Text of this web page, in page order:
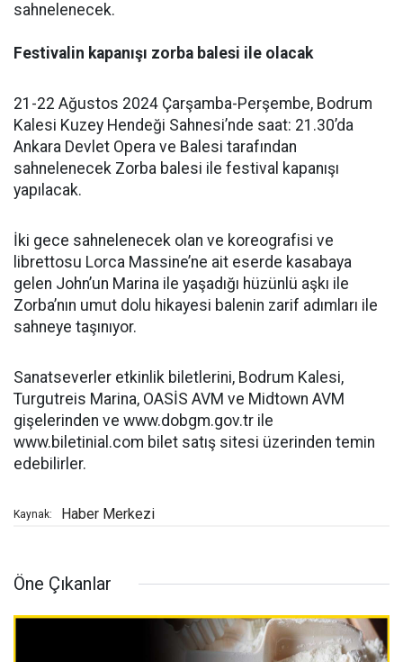
sahnelenecek.
Festivalin kapanışı zorba balesi ile olacak
21-22 Ağustos 2024 Çarşamba-Perşembe, Bodrum
Kalesi Kuzey Hendeği Sahnesi’nde saat: 21.30’da
Ankara Devlet Opera ve Balesi tarafından
sahnelenecek Zorba balesi ile festival kapanışı
yapılacak.
İki gece sahnelenecek olan ve koreografisi ve
librettosu Lorca Massine’ne ait eserde kasabaya
gelen John’un Marina ile yaşadığı hüzünlü aşkı ile
Zorba’nın umut dolu hikayesi balenin zarif adımları ile
sahneye taşınıyor.
Sanatseverler etkinlik biletlerini, Bodrum Kalesi,
Turgutreis Marina, OASİS AVM ve Midtown AVM
gişelerinden ve www.dobgm.gov.tr ile
www.biletinial.com bilet satış sitesi üzerinden temin
edebilirler.
Kaynak: Haber Merkezi
Öne Çıkanlar